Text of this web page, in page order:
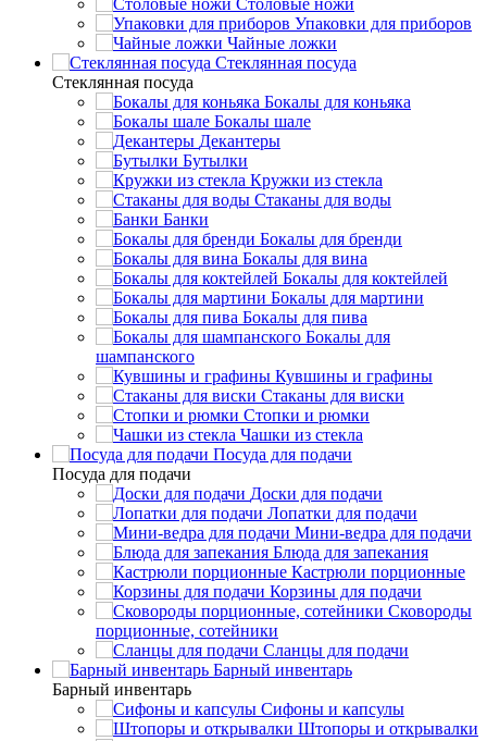
Упаковки для приборов
Чайные ложки
Стеклянная посуда
Стеклянная посуда
Бокалы для коньяка
Бокалы шале
Декантеры
Бутылки
Кружки из стекла
Стаканы для воды
Банки
Бокалы для бренди
Бокалы для вина
Бокалы для коктейлей
Бокалы для мартини
Бокалы для пива
Бокалы для
шампанского
Кувшины и графины
Стаканы для виски
Стопки и рюмки
Чашки из стекла
Посуда для подачи
Посуда для подачи
Доски для подачи
Лопатки для подачи
Мини-ведра для подачи
Блюда для запекания
Кастрюли порционные
Корзины для подачи
Сковороды
порционные, сотейники
Сланцы для подачи
Барный инвентарь
Барный инвентарь
Сифоны и капсулы
Штопоры и открывалки